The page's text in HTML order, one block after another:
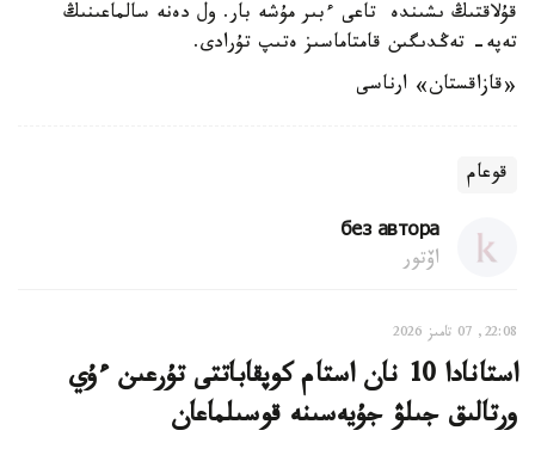
قۇلاقتىڭ ىشىندە تاعى ءبىر مۇشە بار. ول دەنە سالماعىنىڭ
تەپە- تەڭدىگىن قامتاماسىز ەتىپ تۇرادى.
«قازاقستان» ارناسى
قوعام
без автора
اۆتور
22:08, 07 تامىز 2026
استانادا 10 نان استام كوپقاباتتى تۇرعىن ءۇي
ورتالىق جىلۋ جۇيەسىنە قوسىلماعان